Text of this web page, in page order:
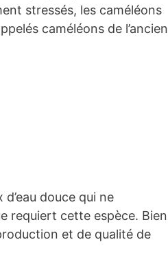
stressés, les caméléons
caméléons de l’ancien
douce qui ne
requiert cette espèce. Bien
et de qualité de